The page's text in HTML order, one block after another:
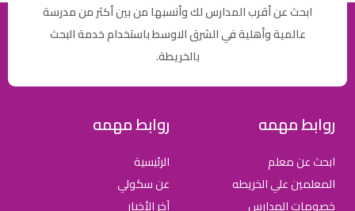
ابحث عن أقرب المدارس لك وأنسبها من بين أكثر من مدرسة
عالمية وأهلية في الشرق الاوسط باستخدام خدمة البحث
بالخريطة.
روابط مهمه
ابحث عن معلم
المعلمين علي الخريطه
خصومات المدارس
روابط مهمه
الرئيسية
عن سكولي
آخر الأخبار